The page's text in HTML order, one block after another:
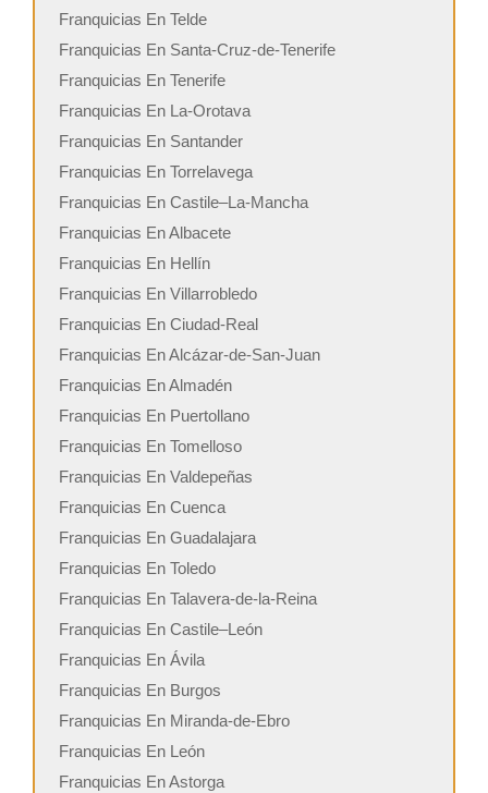
Franquicias En Telde
Franquicias En Santa-Cruz-de-Tenerife
Franquicias En Tenerife
Franquicias En La-Orotava
Franquicias En Santander
Franquicias En Torrelavega
Franquicias En Castile–La-Mancha
Franquicias En Albacete
Franquicias En Hellín
Franquicias En Villarrobledo
Franquicias En Ciudad-Real
Franquicias En Alcázar-de-San-Juan
Franquicias En Almadén
Franquicias En Puertollano
Franquicias En Tomelloso
Franquicias En Valdepeñas
Franquicias En Cuenca
Franquicias En Guadalajara
Franquicias En Toledo
Franquicias En Talavera-de-la-Reina
Franquicias En Castile–León
Franquicias En Ávila
Franquicias En Burgos
Franquicias En Miranda-de-Ebro
Franquicias En León
Franquicias En Astorga